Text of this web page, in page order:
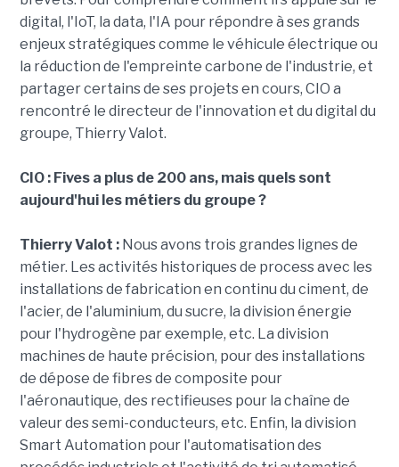
digital, l'IoT, la data, l'IA pour répondre à ses grands
enjeux stratégiques comme le véhicule électrique ou
la réduction de l'empreinte carbone de l'industrie, et
partager certains de ses projets en cours, CIO a
rencontré le directeur de l'innovation et du digital du
groupe, Thierry Valot.
CIO : Fives a plus de 200 ans, mais quels sont
aujourd'hui les métiers du groupe ?
Thierry Valot :Nous avons trois grandes lignes de
métier. Les activités historiques de process avec les
installations de fabrication en continu du ciment, de
l'acier, de l'aluminium, du sucre, la division énergie
pour l'hydrogène par exemple, etc. La division
machines de haute précision, pour des installations
de dépose de fibres de composite pour
l'aéronautique, des rectifieuses pour la chaîne de
valeur des semi-conducteurs, etc. Enfin, la division
Smart Automation pour l'automatisation des